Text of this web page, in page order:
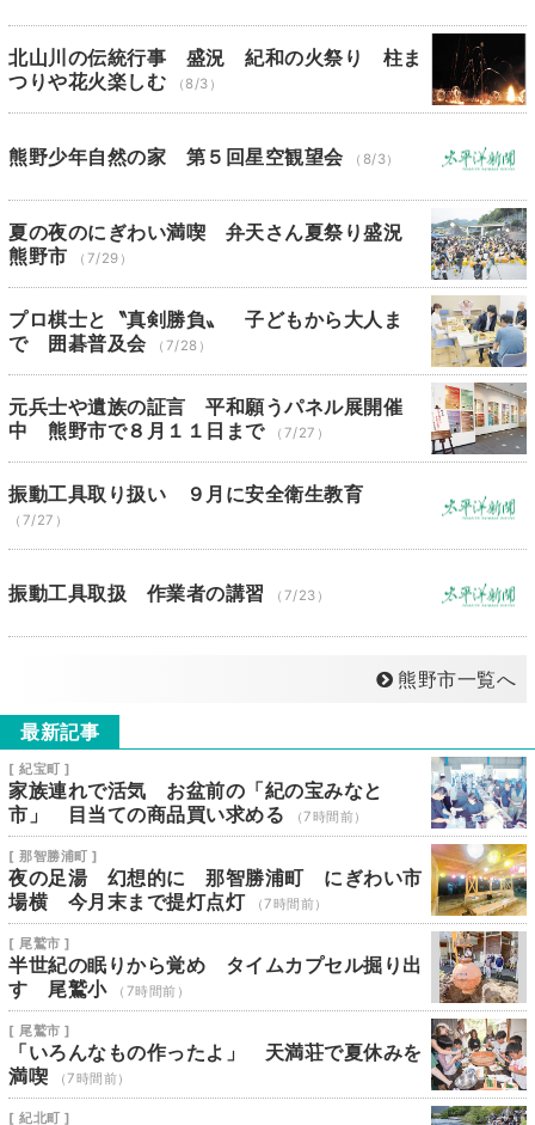
北山川の伝統行事 盛況 紀和の火祭り 柱ま
つりや花火楽しむ
（8/3）
熊野少年自然の家 第５回星空観望会 （8/3）
夏の夜のにぎわい満喫 弁天さん夏祭り盛況
熊野市
（7/29）
プロ棋士と〝真剣勝負〟 子どもから大人ま
で 囲碁普及会
（7/28）
元兵士や遺族の証言 平和願うパネル展開催
中 熊野市で８月１１日まで
（7/27）
振動工具取り扱い ９月に安全衛生教育
（7/27）
振動工具取扱 作業者の講習 （7/23）
熊野市一覧へ
最新記事
[ 紀宝町 ]
家族連れで活気 お盆前の「紀の宝みなと
市」 目当ての商品買い求める
（7時間前）
[ 那智勝浦町 ]
夜の足湯 幻想的に 那智勝浦町 にぎわい市
場横 今月末まで提灯点灯
（7時間前）
[ 尾鷲市 ]
半世紀の眠りから覚め タイムカプセル掘り出
す 尾鷲小
（7時間前）
[ 尾鷲市 ]
「いろんなもの作ったよ」 天満荘で夏休みを
満喫
（7時間前）
[ 紀北町 ]